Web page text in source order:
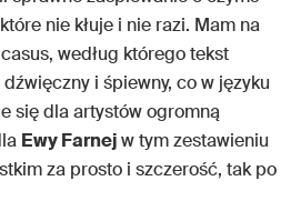
nie kłuje i nie razi. Mam na
według którego tekst
i śpiewny, co w języku
się dla artystów ogromną
Ewy Farnejw tym zestawieniu
za prosto i szczerość, tak po